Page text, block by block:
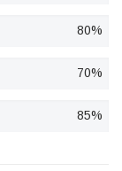
80%
70%
85%